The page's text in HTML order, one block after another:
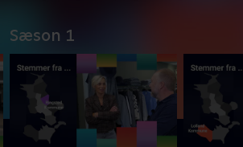
Sæson 1